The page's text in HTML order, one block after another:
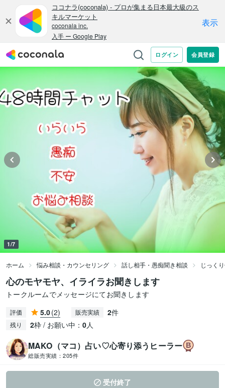
1/7
ホーム 悩み相談・カウンセリング 話し相手・愚痴聞き相談 じっく
心のモヤモヤ、イライラお聞きします
トークルームでメッセージにてお聞きします
評価 5.0(2) 販売実績 2件
残り 2枠 / お願い中： 0人
MAKO（マコ）占い♡心寄り添うヒーラー
総販売実績： 205件
受付終了